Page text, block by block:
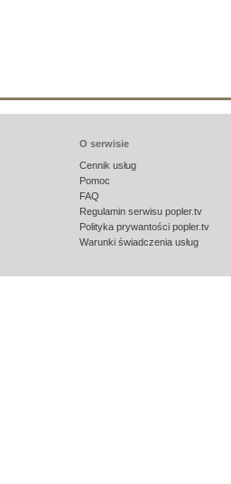
O serwisie
Cennik usług
Pomoc
FAQ
Regulamin serwisu popler.tv
Polityka prywantości popler.tv
Warunki świadczenia usług